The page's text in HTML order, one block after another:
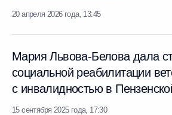
20 апреля 2026 года, 13:45
Мария Львова-Белова дала
социальной реабилитации
с инвалидностью в
15 сентября 2025 года, 17:30